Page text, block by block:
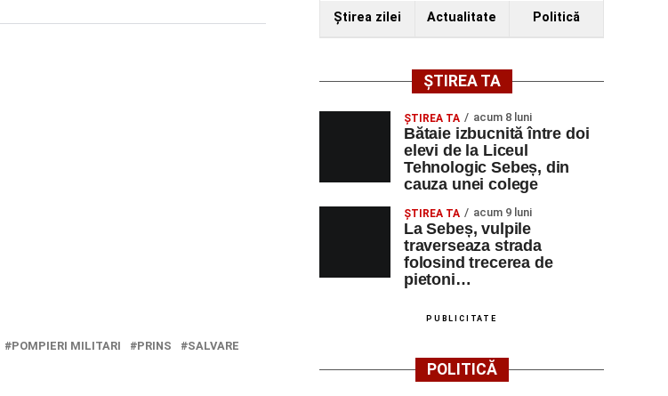
POMPIERI MILITARI PRINS
SALVARE
Ştirea zilei Actualitate Politică
ȘTIREA TA
ŞTIREA TA acum 8 luni
Bătaie izbucnită între doi
elevi de la Liceul
Tehnologic Sebeș, din
cauza unei colege
ŞTIREA TA acum 9 luni
La Sebeș, vulpile
traverseaza strada
folosind trecerea de
pietoni…
PUBLICITATE
POLITICĂ